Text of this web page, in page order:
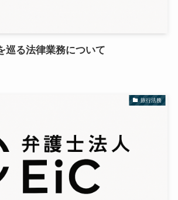
巡る法律業務について
旅行法務